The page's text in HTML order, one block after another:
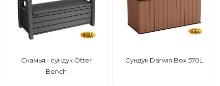
Быстрая и легкая сборка:
Поставляется в разобранном виде. Сборка занимает
около 30 минут и не требует специальных инструментов.
Скамья - сундук Otter
Bench
Сундук Darwin Box 570L